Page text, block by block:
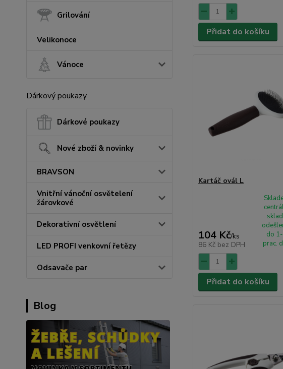
Grilování
Velikonoce
Vánoce
Dárkový poukazy
Dárkové poukazy
Nové zboží & novinky
BRAVSON
Vnitřní vánoční osvětelení
žárovkové
Dekorativní osvětlení
LED PROFI venkovní řetězy
Odsavače par
Blog
Přidat do košíku
Kartáč ovál L
104 Kč/ks
86 Kč bez DPH
do
prac.
Přidat do košíku